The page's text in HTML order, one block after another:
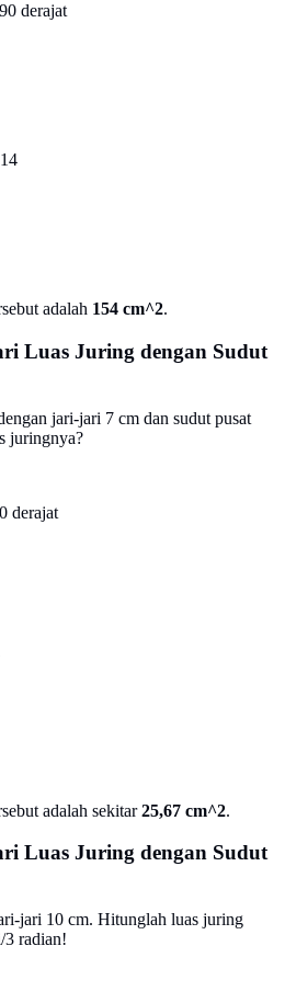
derajat
adalah 154 cm^2.
Luas Juring dengan Sudut
jari-jari 7 cm dan sudut pusat
juringnya?
derajat
adalah sekitar25,67 cm^2.
Luas Juring dengan Sudut
jari 10 cm. Hitunglah luas juring
3 radian!